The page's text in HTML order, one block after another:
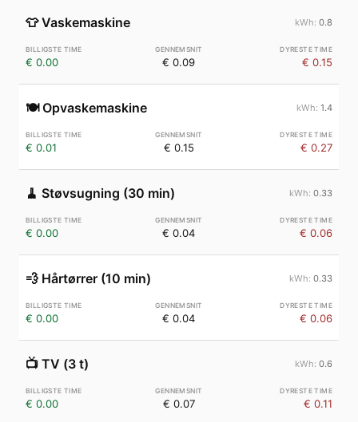
👕 Vaskemaskine 0.8
€ 0.00 € 0.09 € 0.15
🍽️ Opvaskemaskine 1.4
€ 0.01 € 0.15 € 0.27
🧹 Støvsugning (30 min) 0.33
€ 0.00 € 0.04 € 0.06
💨 Hårtørrer (10 min) 0.33
€ 0.00 € 0.04 € 0.06
📺 TV (3 t) 0.6
€ 0.00 € 0.07 € 0.11